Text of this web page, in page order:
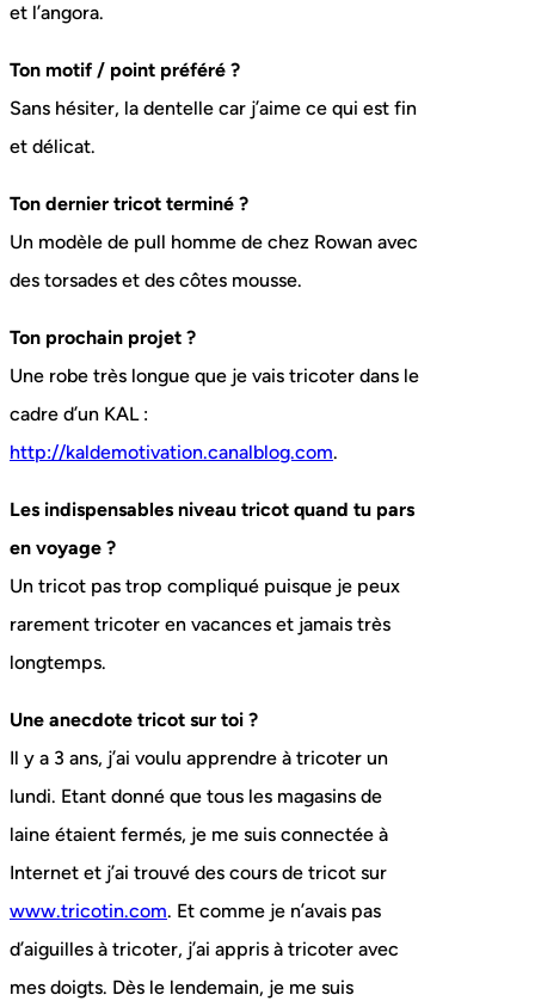
et l’angora.
Ton motif / point préféré ?
Sans hésiter, la dentelle car j’aime ce qui est fin
et délicat.
Ton dernier tricot terminé ?
Un modèle de pull homme de chez Rowan avec
des torsades et des côtes mousse.
Ton prochain projet ?
Une robe très longue que je vais tricoter dans le
cadre d’un KAL :
http://kaldemotivation.canalblog.com.
Les indispensables niveau tricot quand tu pars
en voyage ?
Un tricot pas trop compliqué puisque je peux
rarement tricoter en vacances et jamais très
longtemps.
Une anecdote tricot sur toi ?
Il y a 3 ans, j’ai voulu apprendre à tricoter un
lundi. Etant donné que tous les magasins de
laine étaient fermés, je me suis connectée à
Internet et j’ai trouvé des cours de tricot sur
www.tricotin.com. Et comme je n’avais pas
d’aiguilles à tricoter, j’ai appris à tricoter avec
mes doigts. Dès le lendemain, je me suis